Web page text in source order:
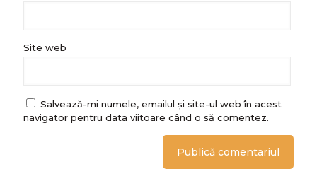
Site web
Salvează-mi numele, emailul și site-ul web în acest
navigator pentru data viitoare când o să comentez.